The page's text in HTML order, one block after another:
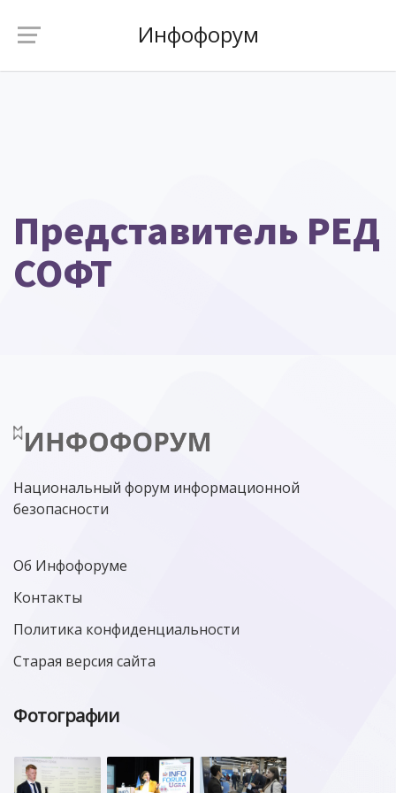
Инфофорум
Представитель РЕД
СОФТ
Национальный форум информационной
безопасности
Об Инфофоруме
Контакты
Политика конфиденциальности
Старая версия сайта
Фотографии